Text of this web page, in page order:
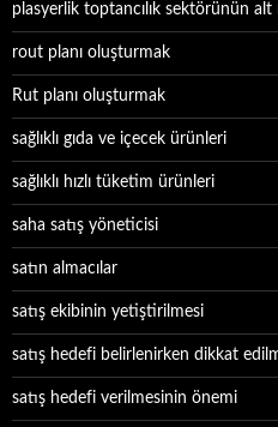
plasyerlik toptancılık sektörünün alt
rout planı oluşturmak
Rut planı oluşturmak
sağlıklı gıda ve içecek ürünleri
sağlıklı hızlı tüketim ürünleri
saha satış yöneticisi
satın almacılar
satış ekibinin yetiştirilmesi
satış hedefi belirlenirken dikkat
satış hedefi verilmesinin önemi